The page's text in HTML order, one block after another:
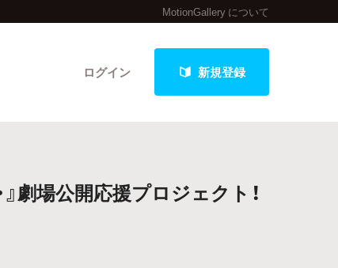
MotionGallery について
ログイン 新規登録
劇場公開応援プロジェクト！